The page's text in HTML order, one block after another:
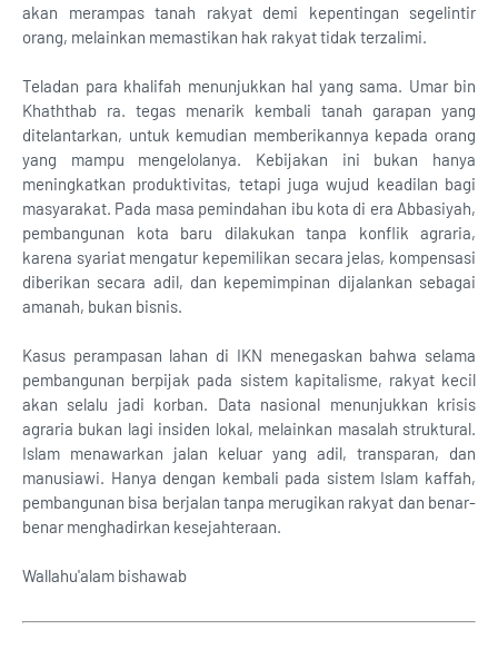
akan merampas tanah rakyat demi kepentingan segelintir
orang, melainkan memastikan hak rakyat tidak terzalimi.
Teladan para khalifah menunjukkan hal yang sama. Umar bin
Khaththab ra. tegas menarik kembali tanah garapan yang
ditelantarkan, untuk kemudian memberikannya kepada orang
yang mampu mengelolanya. Kebijakan ini bukan hanya
meningkatkan produktivitas, tetapi juga wujud keadilan bagi
masyarakat. Pada masa pemindahan ibu kota di era Abbasiyah,
pembangunan kota baru dilakukan tanpa konflik agraria,
karena syariat mengatur kepemilikan secara jelas, kompensasi
diberikan secara adil, dan kepemimpinan dijalankan sebagai
amanah, bukan bisnis.
Kasus perampasan lahan di IKN menegaskan bahwa selama
pembangunan berpijak pada sistem kapitalisme, rakyat kecil
akan selalu jadi korban. Data nasional menunjukkan krisis
agraria bukan lagi insiden lokal, melainkan masalah struktural.
Islam menawarkan jalan keluar yang adil, transparan, dan
manusiawi. Hanya dengan kembali pada sistem Islam kaffah,
pembangunan bisa berjalan tanpa merugikan rakyat dan benar-
benar menghadirkan kesejahteraan.
Wallahu'alam bishawab